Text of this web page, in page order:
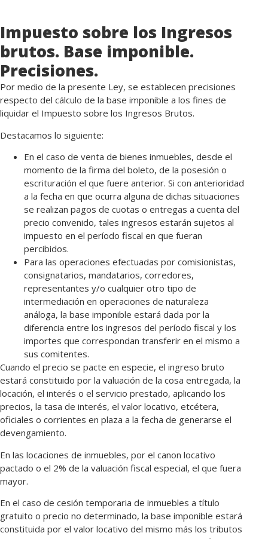
Impuesto sobre los Ingresos
brutos. Base imponible.
Precisiones.
Por medio de la presente Ley, se establecen precisiones
respecto del cálculo de la base imponible a los fines de
liquidar el Impuesto sobre los Ingresos Brutos.
Destacamos lo siguiente:
En el caso de venta de bienes inmuebles, desde el
momento de la firma del boleto, de la posesión o
escrituración el que fuere anterior. Si con anterioridad
a la fecha en que ocurra alguna de dichas situaciones
se realizan pagos de cuotas o entregas a cuenta del
precio convenido, tales ingresos estarán sujetos al
impuesto en el período fiscal en que fueran
percibidos.
Para las operaciones efectuadas por comisionistas,
consignatarios, mandatarios, corredores,
representantes y/o cualquier otro tipo de
intermediación en operaciones de naturaleza
análoga, la base imponible estará dada por la
diferencia entre los ingresos del período fiscal y los
importes que correspondan transferir en el mismo a
sus comitentes.
Cuando el precio se pacte en especie, el ingreso bruto
estará constituido por la valuación de la cosa entregada, la
locación, el interés o el servicio prestado, aplicando los
precios, la tasa de interés, el valor locativo, etcétera,
oficiales o corrientes en plaza a la fecha de generarse el
devengamiento.
En las locaciones de inmuebles, por el canon locativo
pactado o el 2% de la valuación fiscal especial, el que fuera
mayor.
En el caso de cesión temporaria de inmuebles a título
gratuito o precio no determinado, la base imponible estará
constituida por el valor locativo del mismo más los tributos